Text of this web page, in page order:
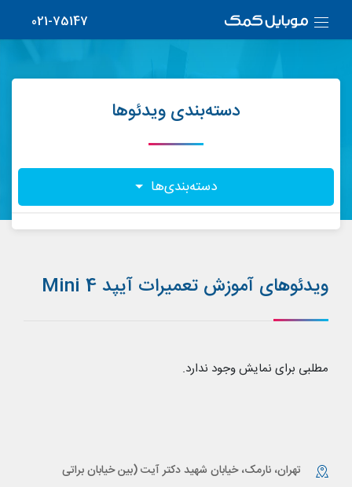
021-75147
دسته‌بندی ویدئوها
دسته‌بندی‌ها
ویدئوهای آموزش تعمیرات آیپد Mini 4
مطلبی برای نمایش وجود ندارد.
تهران، نارمک، خیابان شهید دکتر آیت (بین خیابان براتی